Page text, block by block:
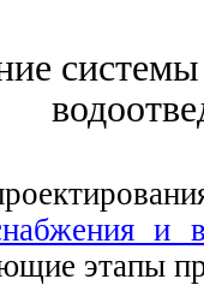
и
этапы